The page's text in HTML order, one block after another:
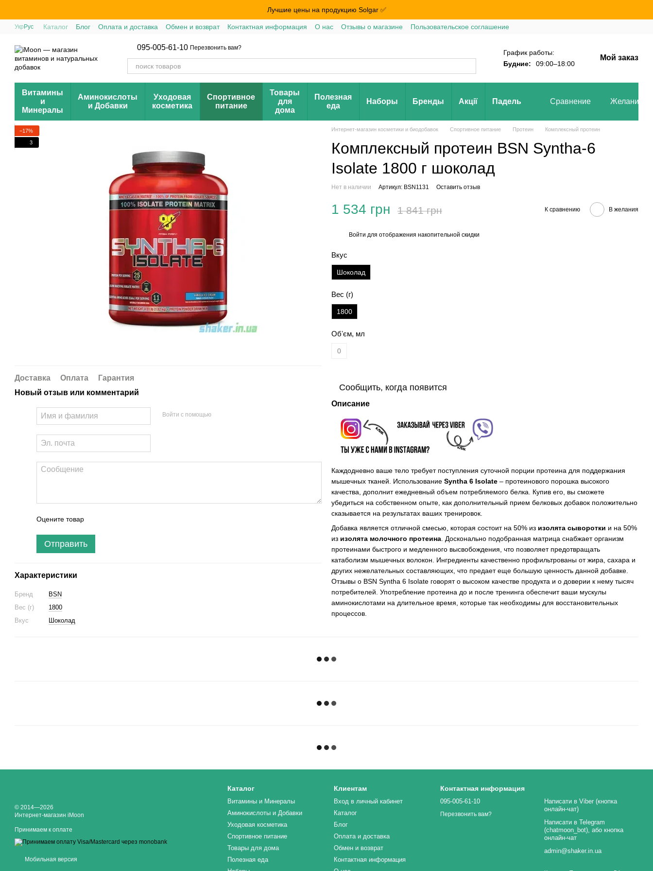
Лучшие цены на продукцию Solgar ✅
Укр Рус Каталог Блог Оплата и доставка Обмен и возврат Контактная информация О нас Отзывы о магазине Пользовательское соглашение
095-005-61-10 Перезвонить вам?
График работы:
Будние:
09:00–18:00
Мой заказ
Витамины
и
Минералы
Аминокислоты
и Добавки
Уходовая
косметика
Спортивное
питание
Товары
для
дома
Полезная
еда
Наборы Бренды Акції Падель Сравнение Желания
−17%
3
Доставка Оплата
Гарантия
Новый отзыв или комментарий
Войти с помощью
Оцените товар
Отправить
Характеристики
Бренд
BSN
Вес (г)
1800
Вкус
Шоколад
Интернет-магазин косметики и биодобавок Спортивное питание Протеин Комплексный протеин
Комплексный протеин BSN Syntha-6
Isolate 1800 г шоколад
Нет в наличии Артикул: BSN1131 Оставить отзыв
1 534 грн 1 841 грн К сравнению В желания
Войти для отображения накопительной скидки
Вкус
Шоколад
Вес (г)
1800
Обʼєм, мл
0
Сообщить, когда появится
Описание
Каждодневно ваше тело требует поступления суточной порции протеина для поддержания
мышечных тканей. Использование Syntha 6 Isolate – протеинового порошка высокого
качества, дополнит ежедневный объем потребляемого белка. Купив его, вы сможете
убедиться на собственном опыте, как дополнительный прием белковых добавок положительно
сказывается на результатах ваших тренировок.
Добавка является отличной смесью, которая состоит на 50% из изолята сыворотки и на 50%
из изолята молочного протеина . Досконально подобранная матрица снабжает организм
протеинами быстрого и медленного высвобождения, что позволяет предотвращать
катаболизм мышечных волокон. Ингредиенты качественно профильтрованы от жира, сахара и
других нежелательных составляющих, что предает еще большую ценность данной добавке.
Отзывы о BSN Syntha 6 Isolate говорят о высоком качестве продукта и о доверии к нему тысяч
потребителей. Употребление протеина до и после тренинга обеспечит ваши мускулы
аминокислотами на длительное время, которые так необходимы для восстановительных
процессов.
© 2014—2026
Интернет-магазин iMoon
Принимаем к оплате
Мобильная версия
Каталог
Витамины и Минералы
Аминокислоты и Добавки
Уходовая косметика
Спортивное питание
Товары для дома
Полезная еда
Клиентам
Вход в личный кабинет
Каталог
Блог
Оплата и доставка
Обмен и возврат
Контактная информация
Контактная информация
095-005-61-10
Перезвонить вам?
Написати в Viber (кнопка
онлайн-чат)
Написати в Telegram
(chatmoon_bot), або кнопка
онлайн-чат
admin@shaker.in.ua